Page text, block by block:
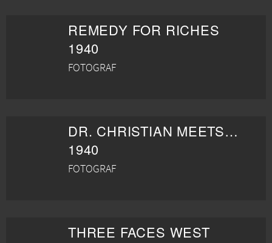
REMEDY FOR RICHES
1940
FOTOGRAF
DR. CHRISTIAN MEETS THE WOMEN
1940
FOTOGRAF
THREE FACES WEST